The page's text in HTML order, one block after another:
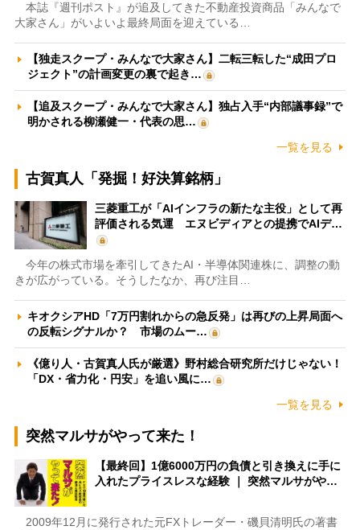
本誌『週刊ポスト』が追及してきた不動産投資商品「みんなで
大家さん」がいよいよ最終局面を迎えている…
【独走スクープ・みんなで大家さん】二転三転した“成田プロ
ジェクト”の計画変更の裏で起き…
【追及スクープ・みんなで大家さん】独占入手“内部議事録”で
明かされる柳瀬健一・代表の思…
一覧を見る
古賀真人「発掘！好決算銘柄」
三菱重工が「AIインフラの新たな主役」として再
評価される気運 エヌビディアとの提携でAIデ…
今年の株式市場を牽引してきたAI・半導体関連株に、調整の動
きが広がっている。そうしたなか、再び注目…
キオクシアHD「7万円割れからの急反発」は再びの上昇局面へ
の反転シグナルか？ 市場のムー…
《億り人・古賀真人氏が厳選》野村総合研究所だけじゃない！
「DX・省力化・円安」を追い風に…
一覧を見る
突然マルサがやって来た！
【最終回】1億6000万円の負債と引き換えに手に
入れたプライスレスな経験 ｜ 突然マルサがや…
2009年12月に発行された元FXトレーダー・磯貝清明氏の著書